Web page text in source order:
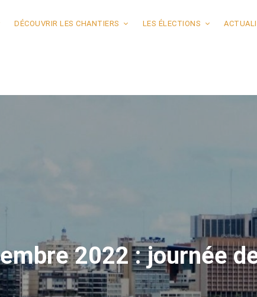
DÉCOUVRIR LES CHANTIERS LES ÉLECTIONS
2022 : journée